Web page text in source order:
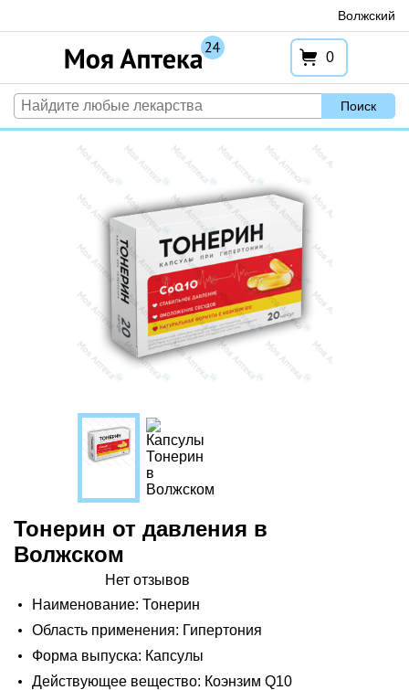
Волжский
0
Поиск
Тонерин от давления в
Волжском
Нет отзывов
Наименование: Тонерин
Область применения: Гипертония
Форма выпуска: Капсулы
Действующее вещество: Коэнзим Q10